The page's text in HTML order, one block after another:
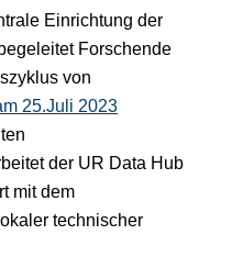
Einrichtung der
Forschende
von
25.Juli 2023
der UR Data Hub
mit dem
technischer